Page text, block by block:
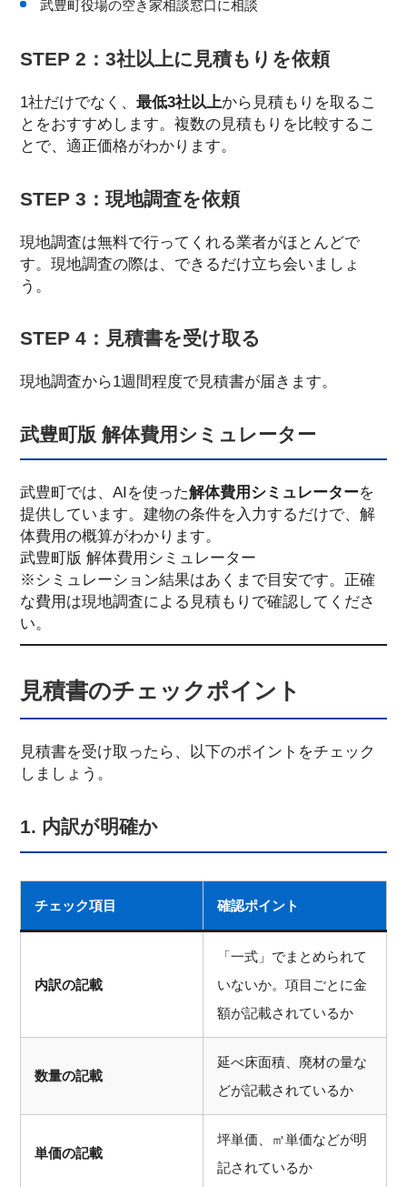
武豊町役場の空き家相談窓口に相談
STEP 2：3社以上に見積もりを依頼
1社だけでなく、 最低3社以上から見積もりを取るこ
とをおすすめします。複数の見積もりを比較するこ
とで、適正価格がわかります。
STEP 3：現地調査を依頼
現地調査は無料で行ってくれる業者がほとんどで
す。現地調査の際は、できるだけ立ち会いましょ
う。
STEP 4：見積書を受け取る
現地調査から1週間程度で見積書が届きます。
武豊町版 解体費用シミュレーター
武豊町では、AIを使った解体費用シミュレーターを
提供しています。建物の条件を入力するだけで、解
体費用の概算がわかります。
武豊町版 解体費用シミュレーター
※シミュレーション結果はあくまで目安です。正確
な費用は現地調査による見積もりで確認してくださ
い。
見積書のチェックポイント
見積書を受け取ったら、以下のポイントをチェック
しましょう。
1. 内訳が明確か
チェック項目 確認ポイント
内訳の記載
「一式」でまとめられて
いないか。項目ごとに金
額が記載されているか
数量の記載
延べ床面積、廃材の量な
どが記載されているか
単価の記載
坪単価、㎡単価などが明
記されているか